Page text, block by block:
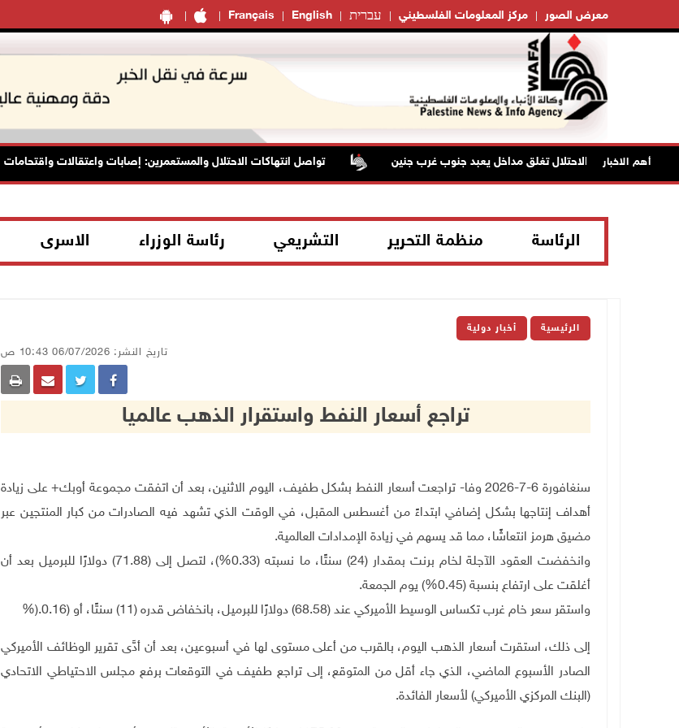
Français English עברית مركز المعلومات الفلسطيني معرض الصور
أهم الاخبار
قوات الاحتلال تغلق مداخل يعبد جنوب غرب جنين تواصل انتهاكات الاحتلال والمستعمرين: إصابات واعتقالات واقتحامات
الرئاسة منظمة التحرير التشريعي رئاسة الوزراء الاسرى
الرئيسية أخبار دولية
تاريخ النشر: 06/07/2026 10:43 ص
تراجع أسعار النفط واستقرار الذهب عالميا
سنغافورة 6-7-2026 وفا- تراجعت أسعار النفط بشكل طفيف، ‌اليوم الاثنين، بعد أن اتفقت مجموعة أوبك+ على زيادة
أهداف إنتاجها بشكل إضافي ابتداءً من أغسطس المقبل، في الوقت الذي تشهد فيه الصادرات من كبار المنتجين عبر
مضيق هرمز انتعاشًا، مما قد يسهم في زيادة الإمدادات العالمية.
وانخفضت العقود الآجلة لخام برنت بمقدار (24) سنتًا، ما نسبته (0.33%)، لتصل إلى (71.88) دولارًا للبرميل بعد أن
أغلقت على ارتفاع بنسبة (0.45%) يوم الجمعة
.
واستقر سعر خام غرب تكساس الوسيط الأميركي عند (68.58) دولارًا للبرميل، بانخفاض قدره
(11) سنتًا، أو (0.16 %).
إلى ذلك، استقرت أسعار الذهب اليوم، بالقرب من أعلى مستوى لها في أسبوعين، بعد أن أدَّى تقرير الوظائف الأميركي
الصادر الأسبوع الماضي، الذي جاء أقل من المتوقع، إلى تراجع طفيف في التوقعات برفع مجلس الاحتياطي الاتحادي
(البنك المركزي الأميركي) لأسعار الفائدة.